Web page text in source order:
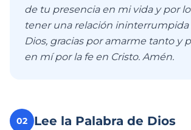
de tu presencia en mi vida y por
tener una relación
Dios, gracias por amarme tanto y
en mí por la fe en Cristo. Amén.
02 Lee la Palabra de Dios